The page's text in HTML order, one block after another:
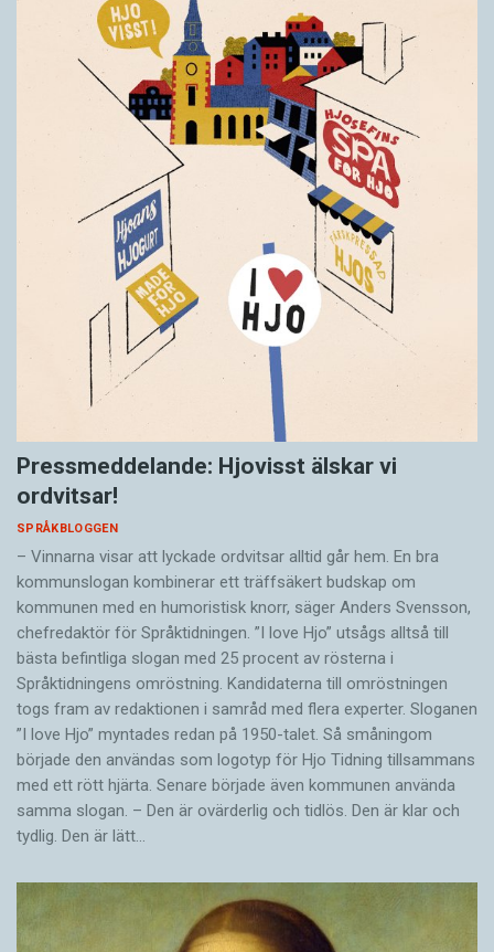
Pressmeddelande: Hjovisst älskar vi
ordvitsar!
SPRÅKBLOGGEN
– Vinnarna visar att lyckade ordvitsar alltid går hem. En bra
kommunslogan kombinerar ett träffsäkert budskap om
kommunen med en humoristisk knorr, säger Anders Svensson,
chefredaktör för Språktidningen. ”I love Hjo” utsågs alltså till
bästa befintliga slogan med 25 procent av rösterna i
Språktidningens omröstning. Kandidaterna till omröstningen
togs fram av redaktionen i samråd med flera experter. Sloganen
”I love Hjo” myntades redan på 1950-talet. Så småningom
började den användas som logotyp för Hjo Tidning tillsammans
med ett rött hjärta. Senare började även kommunen använda
samma slogan. – Den är ovärderlig och tidlös. Den är klar och
tydlig. Den är lätt…